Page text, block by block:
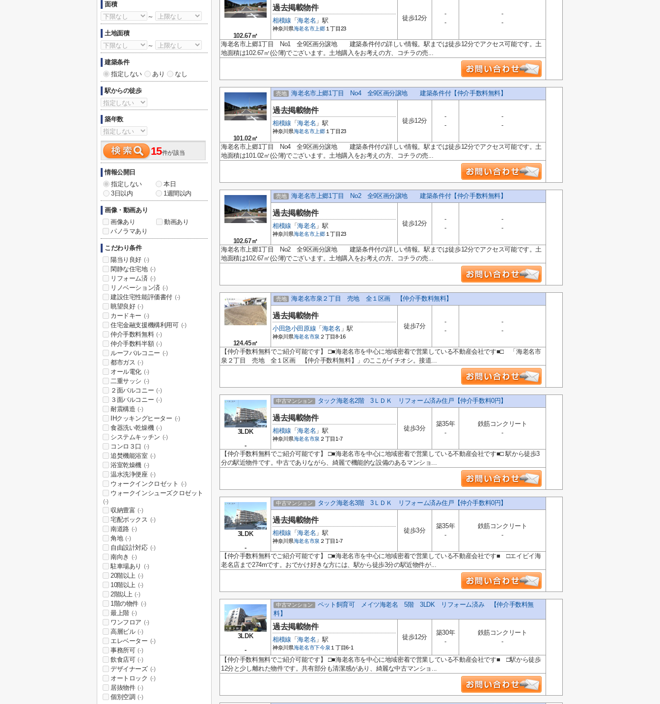
102.67㎡
過去掲載物件
相模線 「海老名 」駅
神奈川県海老名市上郷１丁目23
徒歩12分
-
-
-
-
海老名市上郷1丁目 No1 全9区画分譲地 建築条件付の詳しい情報。駅までは徒歩12分でアクセス可能です。土
地面積は102.67㎡(公簿)でございます。土地購入をお考えの方、コチラの売...
101.02㎡
売地 海老名市上郷1丁目 No4 全9区画分譲地 建築条件付【仲介手数料無料】
過去掲載物件
相模線 「海老名 」駅
神奈川県海老名市上郷１丁目23
徒歩12分
-
-
-
-
海老名市上郷1丁目 No4 全9区画分譲地 建築条件付の詳しい情報。駅までは徒歩12分でアクセス可能です。土
地面積は101.02㎡(公簿)でございます。土地購入をお考えの方、コチラの売...
102.67㎡
売地 海老名市上郷1丁目 No2 全9区画分譲地 建築条件付【仲介手数料無料】
過去掲載物件
相模線 「海老名 」駅
神奈川県海老名市上郷１丁目23
徒歩12分
-
-
-
-
海老名市上郷1丁目 No2 全9区画分譲地 建築条件付の詳しい情報。駅までは徒歩12分でアクセス可能です。土
地面積は102.67㎡(公簿)でございます。土地購入をお考えの方、コチラの売...
124.45㎡
売地 海老名市泉２丁目 売地 全１区画 【仲介手数料無料】
過去掲載物件
小田急小田原線 「 海老名 」駅
神奈川県海老名市泉 ２丁目8-16
徒歩7分
-
-
-
-
【仲介手数料無料でご紹介可能です】 □■海老名市を中心に地域密着で営業している不動産会社です■□ 「海老名市
泉２丁目 売地 全１区画 【仲介手数料無料】」のここがイチオシ。接道...
3LDK
-
中古マンション タック海老名2階 3ＬＤＫ リフォーム済み住戸【仲介手数料0円】
過去掲載物件
相模線 「海老名 」駅
神奈川県海老名市泉 ２丁目1-7
徒歩3分
築35年
-
鉄筋コンクリート
-
【仲介手数料無料でご紹介可能です】 □■海老名市を中心に地域密着で営業している不動産会社です■□ 駅から徒歩3
分の駅近物件です。中古でありながら、綺麗で機能的な設備のあるマンショ...
3LDK
-
中古マンション タック海老名3階 3ＬＤＫ リフォーム済み住戸【仲介手数料0円】
過去掲載物件
相模線 「海老名 」駅
神奈川県海老名市泉 ２丁目1-7
徒歩3分
築35年
-
鉄筋コンクリート
-
【仲介手数料無料でご紹介可能です】 □■海老名市を中心に地域密着で営業している不動産会社です■ □エイビイ海
老名店まで274mです。おでかけ好きな方には、駅から徒歩3分の駅近物件が...
3LDK
-
中古マンション
ペット飼育可 メイツ海老名 5階 3LDK リフォーム済み 【仲介手数料無
料】
過去掲載物件
相模線 「海老名 」駅
神奈川県海老名市下今泉 １丁目6-1
徒歩12分
築30年
-
鉄筋コンクリート
-
【仲介手数料無料でご紹介可能です】 □■海老名市を中心に地域密着で営業している不動産会社です■ □駅から徒歩
12分と少し離れた物件です。共有部分も清潔感があり、綺麗な中古マンショ...
面積
～
土地面積
～
建築条件
指定しない
あり なし
駅からの徒歩
築年数
15件が該当
情報公開日
指定しない
本日
3日以内
1週間以内
画像・動画あり
画像あり
動画あり
パノラマあり
こだわり条件
陽当り良好 (-)
閑静な住宅地 (-)
リフォーム済 (-)
リノベーション済 (-)
建設住宅性能評価書付 (-)
眺望良好 (-)
カードキー (-)
住宅金融支援機構利用可 (-)
仲介手数料無料 (-)
仲介手数料半額 (-)
ルーフバルコニー (-)
都市ガス (-)
オール電化 (-)
二重サッシ (-)
２面バルコニー (-)
３面バルコニー (-)
耐震構造 (-)
IHクッキングヒーター (-)
食器洗い乾燥機 (-)
システムキッチン (-)
コンロ３口 (-)
追焚機能浴室 (-)
浴室乾燥機 (-)
温水洗浄便座 (-)
ウォークインクロゼット (-)
ウォークインシューズクロゼット
(-)
収納豊富 (-)
宅配ボックス (-)
南道路 (-)
角地 (-)
自由設計対応 (-)
南向き (-)
駐車場あり (-)
20階以上 (-)
10階以上 (-)
2階以上 (-)
1階の物件 (-)
最上階 (-)
ワンフロア (-)
高層ビル (-)
エレベーター (-)
事務所可 (-)
飲食店可 (-)
デザイナーズ (-)
オートロック (-)
居抜物件 (-)
個別空調 (-)